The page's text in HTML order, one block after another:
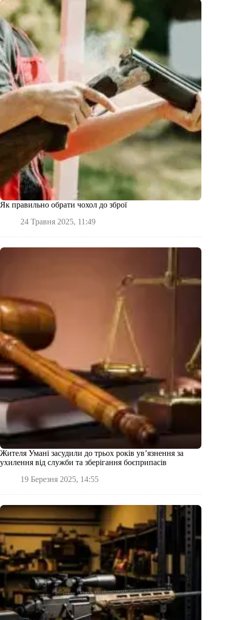
Як правильно обрати чохол до зброї
24 Травня 2025, 11:49
Жителя Умані засудили до трьох років ув’язнення за
ухилення від служби та зберігання боєприпасів
19 Березня 2025, 14:55